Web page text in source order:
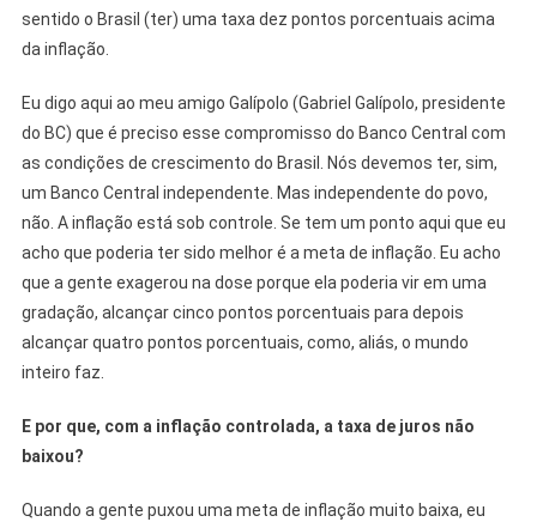
sentido o Brasil (ter) uma taxa dez pontos porcentuais acima
da inflação.
Eu digo aqui ao meu amigo Galípolo (Gabriel Galípolo, presidente
do BC) que é preciso esse compromisso do Banco Central com
as condições de crescimento do Brasil. Nós devemos ter, sim,
um Banco Central independente. Mas independente do povo,
não. A inflação está sob controle. Se tem um ponto aqui que eu
acho que poderia ter sido melhor é a meta de inflação. Eu acho
que a gente exagerou na dose porque ela poderia vir em uma
gradação, alcançar cinco pontos porcentuais para depois
alcançar quatro pontos porcentuais, como, aliás, o mundo
inteiro faz.
E por que, com a inflação controlada, a taxa de juros não
baixou?
Quando a gente puxou uma meta de inflação muito baixa, eu